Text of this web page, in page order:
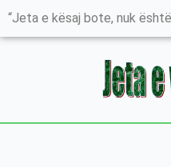
Skip
“Jeta e kësaj bote, nuk
Search